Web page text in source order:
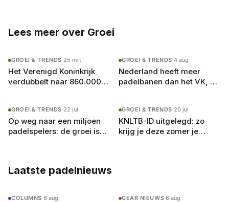
Lees meer over Groei
GROEI & TRENDS·25 mrt
Het Verenigd Koninkrijk
verdubbelt naar 860.000
leren
GROEI & TRENDS·4 aug
Nederland heeft meer
padelbanen dan het VK, en
GROEI & TRENDS·22 jul
Op weg naar een miljoen
padelspelers: de groei is
GROEI & TRENDS·20 jul
KNLTB-ID uitgelegd: zo
krijg je deze zomer je
Laatste padelnieuws
COLUMNS·6 aug GEAR NIEUWS·6 aug